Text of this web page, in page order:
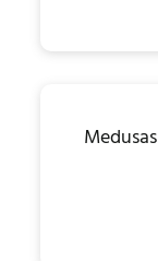
Medusas